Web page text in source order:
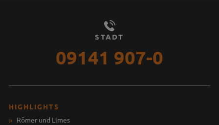
STADT
09141 907-0
HIGHLIGHTS
Römer und Limes